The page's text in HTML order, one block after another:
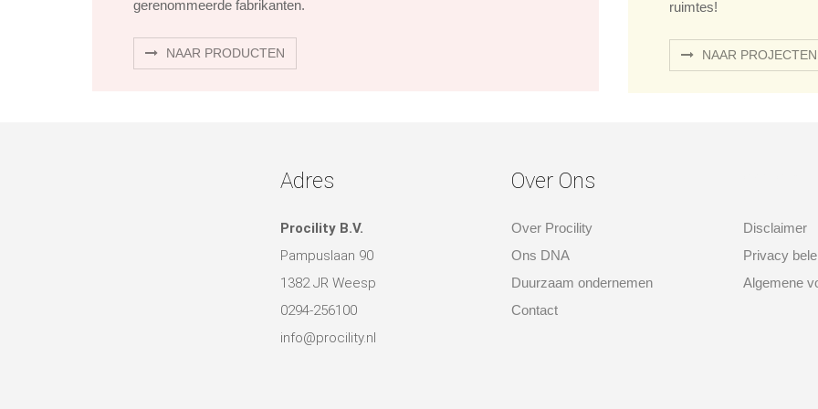
gerenommeerde fabrikanten.
NAAR PRODUCTEN
ruimtes!
NAAR PROJECTEN
Adres
Procility B.V.
Pampuslaan 90
1382 JR Weesp
0294-256100
info@procility.nl
Over Ons
Over Procility
Ons DNA
Duurzaam ondernemen
Contact
Disclaimer
Privacy
Algemene